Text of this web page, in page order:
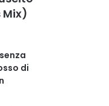
Mix)
di